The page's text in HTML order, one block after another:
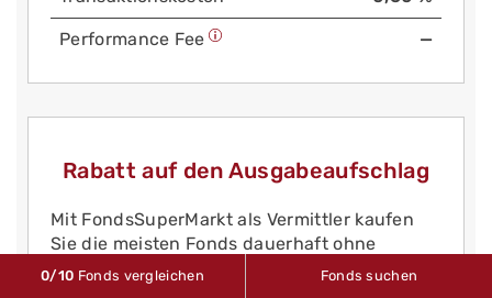
Performance Fee —
Rabatt auf den Ausgabeaufschlag
Mit FondsSuperMarkt als Vermittler kaufen
Sie die meisten Fonds dauerhaft ohne
Ausgabeaufschlag ins kostenlose Depot!
0/10 Fonds vergleichen Fonds suchen